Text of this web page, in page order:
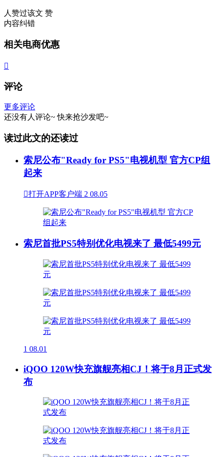
人赞过该文 赞
内容纠错
相关电商优惠

评论
更多评论
还没有人评论~ 快来抢沙发吧~
读过此文的还读过
索尼公布"Ready for PS5"电视机型 官方CP组
起来
打开APP客户端 2 08.05
索尼首批PS5特别优化电视来了 最低5499元
1 08.01
iQOO 120W快充旗舰亮相CJ！将于8月正式发
布